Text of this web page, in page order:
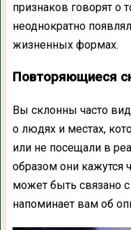
признаков говорят о
неоднократно
жизненных формах.
Повторяющиеся
Вы склонны часто
о людях и местах,
или не посещали в
образом они
может быть связано с
напоминает вам об